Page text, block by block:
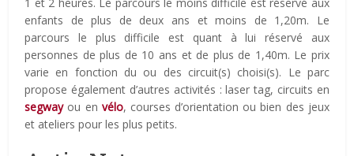
enfants de plus de deux ans et moins de 1,20m. Le
parcours le plus difficile est quant à lui réservé aux
personnes de plus de 10 ans et de plus de 1,40m. Le prix
varie en fonction du ou des circuit(s) choisi(s). Le parc
propose également d’autres activités : laser tag, circuits en
segwayou en vélo, courses d’orientation ou bien des jeux
et ateliers pour les plus petits.